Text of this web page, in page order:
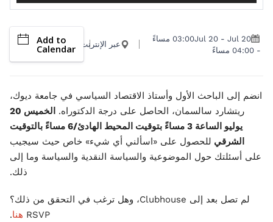
Jul 20
-
Jul 2003:00 مساءً
- 04:00 مساءً
عبر الإنترنت Add to
Calendar
انضم إلى الباحث الأول وأستاذ الاقتصاد السياسي في جامعة ديوك،
ريتشارد سالسمان، الحاصل على درجة الدكتوراه.
الخميس 20
يوليو الساعة 3 مساءً بتوقيت المحيط الهادئ/6 مساءً بالتوقيت
الشرقي للحصول على «اسألني أي شيء» خاص حيث سيجيب
على أسئلتك حول الموضوعية والسياسة النقدية والسياسة وما إلى
ذلك.
لم تصل بعد إلى Clubhouse، وهل ترغب في التحقق من ذلك؟
RSVP هنا.